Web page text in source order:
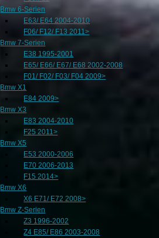
Bmw 6-Serien
E63/ E64 2004-2010
F06/ F12/ F13 2011>
Bmw 7-Serien
E38 1995-2001
E65/ E66/ E67/ E68 2002-2008
F01/ F02/ F03/ F04 2009>
Bmw X1
E84 2009>
Bmw X3
E83 2004-2010
F25 2011>
Bmw X5
E53 2000-2006
E70 2006-2013
F15 2014>
Bmw X6
X6 E71/ E72 2008>
Bmw Z-Serien
Z3 1996-2002
Z4 E85/ E86 2003-2008